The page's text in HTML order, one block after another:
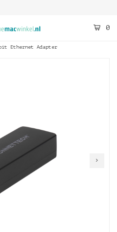
0
Ethernet Adapter